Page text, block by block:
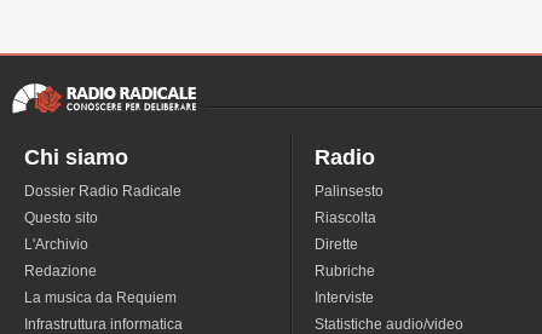
Chi siamo
Dossier Radio Radicale
Questo sito
L'Archivio
Redazione
La musica da Requiem
Infrastruttura informatica
Radio
Palinsesto
Riascolta
Dirette
Rubriche
Interviste
Statistiche audio/video